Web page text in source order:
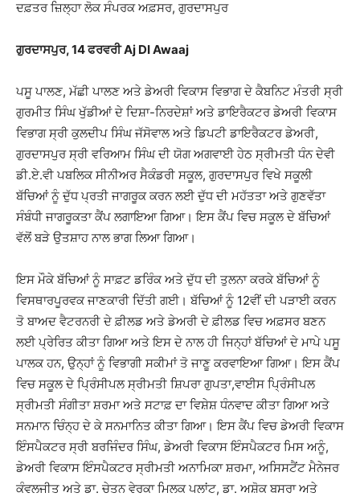
ਦਫ਼ਤਰ ਜ਼ਿਲ੍ਹਾ ਲੋਕ ਸੰਪਰਕ ਅਫ਼ਸਰ, ਗੁਰਦਾਸਪੁਰ
ਗੁਰਦਾਸਪੁਰ, 14 ਫਰਵਰੀ Aj DI Awaaj
ਪਸੂ ਪਾਲਣ, ਮੱਛੀ ਪਾਲਣ ਅਤੇ ਡੇਅਰੀ ਵਿਕਾਸ ਵਿਭਾਗ ਦੇ ਕੈਬਨਿਟ ਮੰਤਰੀ ਸ੍ਰੀ
ਗੁਰਮੀਤ ਸਿੰਘ ਖੁੱਡੀਆਂ ਦੇ ਦਿਸ਼ਾ-ਨਿਰਦੇਸ਼ਾਂ ਅਤੇ ਡਾਇਰੈਕਟਰ ਡੇਅਰੀ ਵਿਕਾਸ
ਵਿਭਾਗ ਸ੍ਰੀ ਕੁਲਦੀਪ ਸਿੰਘ ਜੱਸੋਵਾਲ ਅਤੇ ਡਿਪਟੀ ਡਾਇਰੈਕਟਰ ਡੇਅਰੀ,
ਗੁਰਦਾਸਪੁਰ ਸ੍ਰੀ ਵਰਿਆਮ ਸਿੰਘ ਦੀ ਯੋਗ ਅਗਵਾਈ ਹੇਠ ਸ੍ਰੀਮਤੀ ਧੰਨ ਦੇਵੀ
ਡੀ.ਏ.ਵੀ ਪਬਲਿਕ ਸੀਨੀਅਰ ਸੈਕੰਡਰੀ ਸਕੂਲ, ਗੁਰਦਾਸਪੁਰ ਵਿਖੇ ਸਕੂਲੀ
ਬੱਚਿਆਂ ਨੂੰ ਦੁੱਧ ਪ੍ਰਤੀ ਜਾਗਰੂਕ ਕਰਨ ਲਈ ਦੁੱਧ ਦੀ ਮਹੱਤਤਾ ਅਤੇ ਗੁਣਵੱਤਾ
ਸੰਬੰਧੀ ਜਾਗਰੂਕਤਾ ਕੈਂਪ ਲਗਾਇਆ ਗਿਆ। ਇਸ ਕੈਂਪ ਵਿਚ ਸਕੂਲ ਦੇ ਬੱਚਿਆਂ
ਵੱਲੋਂ ਬੜੇ ਉਤਸ਼ਾਹ ਨਾਲ ਭਾਗ ਲਿਆ ਗਿਆ।
ਇਸ ਮੌਕੇ ਬੱਚਿਆਂ ਨੂੰ ਸਾਫ਼ਟ ਡਰਿੰਕ ਅਤੇ ਦੁੱਧ ਦੀ ਤੁਲਨਾ ਕਰਕੇ ਬੱਚਿਆਂ ਨੂੰ
ਵਿਸਥਾਰਪੂਰਵਕ ਜਾਣਕਾਰੀ ਦਿੱਤੀ ਗਈ। ਬੱਚਿਆਂ ਨੂੰ 12ਵੀਂ ਦੀ ਪੜਾਈ ਕਰਨ
ਤੋ ਬਾਅਦ ਵੈਟਰਨਰੀ ਦੇ ਫ਼ੀਲਡ ਅਤੇ ਡੇਅਰੀ ਦੇ ਫ਼ੀਲਡ ਵਿਚ ਅਫ਼ਸਰ ਬਣਨ
ਲਈ ਪ੍ਰੇਰਿਤ ਕੀਤਾ ਗਿਆ ਅਤੇ ਇਸ ਦੇ ਨਾਲ ਹੀ ਜਿਨ੍ਹਾਂ ਬੱਚਿਆਂ ਦੇ ਮਾਪੇ ਪਸੂ
ਪਾਲਕ ਹਨ, ਉਨ੍ਹਾਂ ਨੂੰ ਵਿਭਾਗੀ ਸਕੀਮਾਂ ਤੋ ਜਾਣੂ ਕਰਵਾਇਆ ਗਿਆ। ਇਸ ਕੈਂਪ
ਵਿਚ ਸਕੂਲ ਦੇ ਪ੍ਰਿੰਸੀਪਲ ਸ੍ਰੀਮਤੀ ਸ਼ਿਪਰਾ ਗੁਪਤਾ,ਵਾਈਸ ਪ੍ਰਿੰਸੀਪਲ
ਸ੍ਰੀਮਤੀ ਸੰਗੀਤਾ ਸ਼ਰਮਾ ਅਤੇ ਸਟਾਫ਼ ਦਾ ਵਿਸ਼ੇਸ਼ ਧੰਨਵਾਦ ਕੀਤਾ ਗਿਆ ਅਤੇ
ਸਨਮਾਨ ਚਿੰਨ੍ਹ ਦੇ ਕੇ ਸਨਮਾਨਿਤ ਕੀਤਾ ਗਿਆ। ਇਸ ਕੈਂਪ ਵਿਚ ਡੇਅਰੀ ਵਿਕਾਸ
ਇੰਸਪੈਕਟਰ ਸ੍ਰੀ ਬਰਜਿੰਦਰ ਸਿੰਘ, ਡੇਅਰੀ ਵਿਕਾਸ ਇੰਸਪੈਕਟਰ ਮਿਸ ਅਨੂੰ,
ਡੇਅਰੀ ਵਿਕਾਸ ਇੰਸਪੈਕਟਰ ਸ੍ਰੀਮਤੀ ਅਨਾਮਿਕਾ ਸ਼ਰਮਾ, ਅਸਿਸਟੈਂਟ ਮੈਨੇਜਰ
ਕੰਵਲਜੀਤ ਅਤੇ ਡਾ. ਚੇਤਨ ਵੇਰਕਾ ਮਿਲਕ ਪਲਾਂਟ, ਡਾ. ਅਸ਼ੋਕ ਬਸਰਾ ਅਤੇ